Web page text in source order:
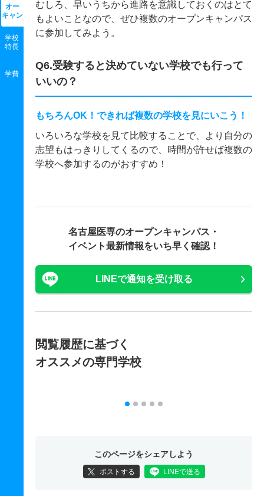
オー
キャン
学校
特長
学費
むしろ、早いうちから進路を意識しておくのはとて
もよいことなので、ぜひ複数のオープンキャンパス
に参加してみよう。
Q6.受験すると決めていない学校でも行って
いいの？
もちろんOK！できれば複数の学校を見にいこう！
いろいろな学校を見て比較することで、より自分の
志望もはっきりしてくるので、時間が許せば複数の
学校へ参加するのがおすすめ！
名古屋医専のオープンキャンパス・
イベント最新情報をいち早く確認！
LINEで通知を受け取る
閲覧履歴に基づく
オススメの専門学校
このページをシェアしよう
ポストする LINEで送る